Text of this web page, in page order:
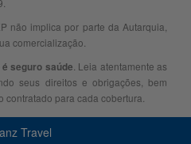
não implica por parte da Autarquia,
comercialização.
seguro saúde . Leia atentamente as
seus direitos e obrigações, bem
para cada cobertura.
Travel